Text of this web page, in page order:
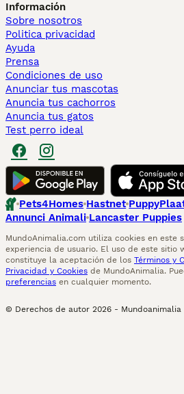
Información
Sobre nosotros
Politica privacidad
Ayuda
Prensa
Condiciones de uso
Anunciar tus mascotas
Anuncia tus cachorros
Anuncia tus gatos
Test perro ideal
Pets4Homes Hastnet
Annunci Animali Lancaster Puppies
MundoAnimalia.com utiliza cookies en este
experiencia de usuario. El uso de este sitio
constituye la aceptación de los Términos y
Privacidad y Cookies de MundoAnimalia.
preferencias en cualquier momento.
© Derechos de autor 2026 - Mundoanimalia